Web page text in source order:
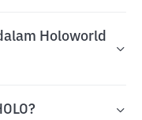
Holoworld